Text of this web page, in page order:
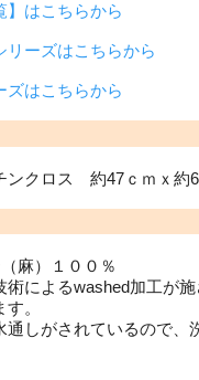
】はこちらから
リーズはこちらから
ズはこちらから
ス 約47ｃｍｘ約
）１００％
よるwashed加工が施
。
がされているので、洗